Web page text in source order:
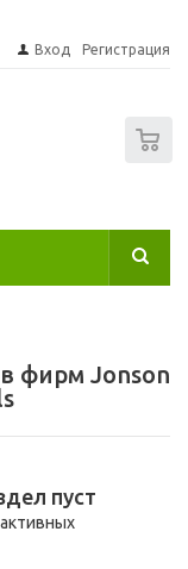
Вход Регистрация
фирм Jonson
пуст